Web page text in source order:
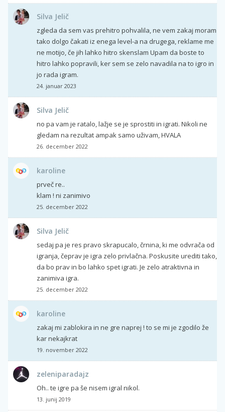
Silva Jelič
zgleda da sem vas prehitro pohvalila, ne vem zakaj moram
tako dolgo čakati iz enega level-a na drugega, reklame me
ne motijo, če jih lahko hitro skenslam Upam da boste to
hitro lahko popravili, ker sem se zelo navadila na to igro in
jo rada igram.
24. januar 2023
Silva Jelič
no pa vam je ratalo, lažje se je sprostiti in igrati. Nikoli ne
gledam na rezultat ampak samo uživam, HVALA
26. december 2022
karoline
prveč re..
klam ! ni zanimivo
25. december 2022
Silva Jelič
sedaj pa je res pravo skrapucalo, črnina, ki me odvrača od
igranja, čeprav je igra zelo privlačna. Poskusite urediti tako,
da bo prav in bo lahko spet igrati. Je zelo atraktivna in
zanimiva igra.
25. december 2022
karoline
zakaj mi zablokira in ne gre naprej ! to se mi je zgodilo že
kar nekajkrat
19. november 2022
zeleniparadajz
Oh.. te igre pa še nisem igral nikol.
13. junij 2019